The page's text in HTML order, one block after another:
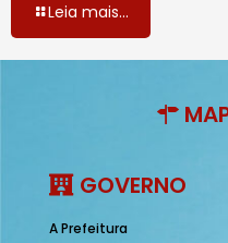
Leia mais...
GOVERNO
A Prefeitura